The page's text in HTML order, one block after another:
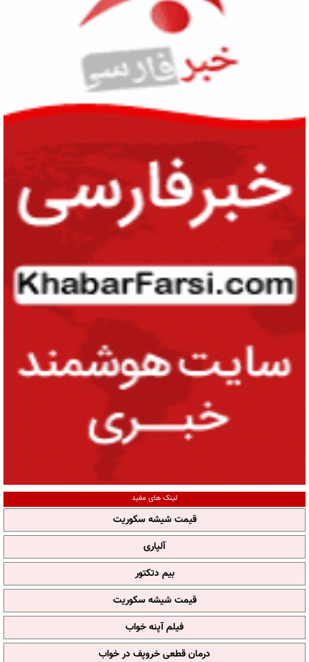
لینک های مفید
قیمت شیشه سکوریت
آلپاری
بیم دتکتور
قیمت شیشه سکوریت
فیلم آپنه خواب
درمان قطعی خروپف در خواب